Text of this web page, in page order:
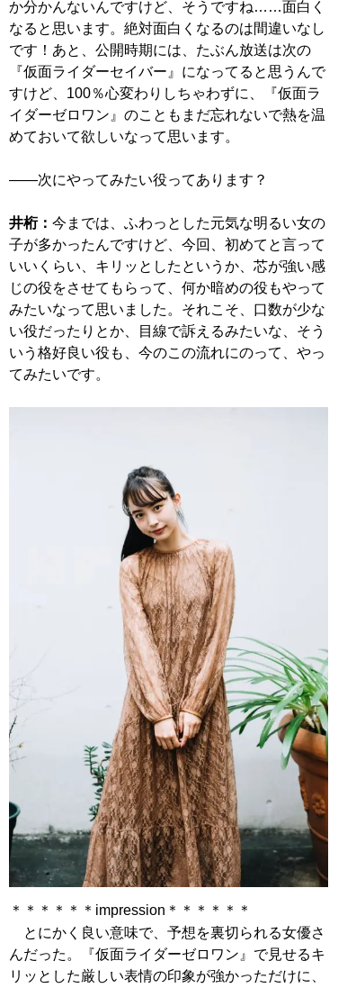
か分かんないんですけど、そうですね……面白く
なると思います。絶対面白くなるのは間違いなし
です！あと、公開時期には、たぶん放送は次の
『仮面ライダーセイバー』になってると思うんで
すけど、100％心変わりしちゃわずに、『仮面ラ
イダーゼロワン』のこともまだ忘れないで熱を温
めておいて欲しいなって思います。
――次にやってみたい役ってあります？
井桁： 今までは、ふわっとした元気な明るい女の
子が多かったんですけど、今回、初めてと言って
いいくらい、キリッとしたというか、芯が強い感
じの役をさせてもらって、何か暗めの役もやって
みたいなって思いました。それこそ、口数が少な
い役だったりとか、目線で訴えるみたいな、そう
いう格好良い役も、今のこの流れにのって、やっ
てみたいです。
＊＊＊＊＊＊impression＊＊＊＊＊＊
とにかく良い意味で、予想を裏切られる女優さ
んだった。『仮面ライダーゼロワン』で見せるキ
リッとした厳しい表情の印象が強かっただけに、